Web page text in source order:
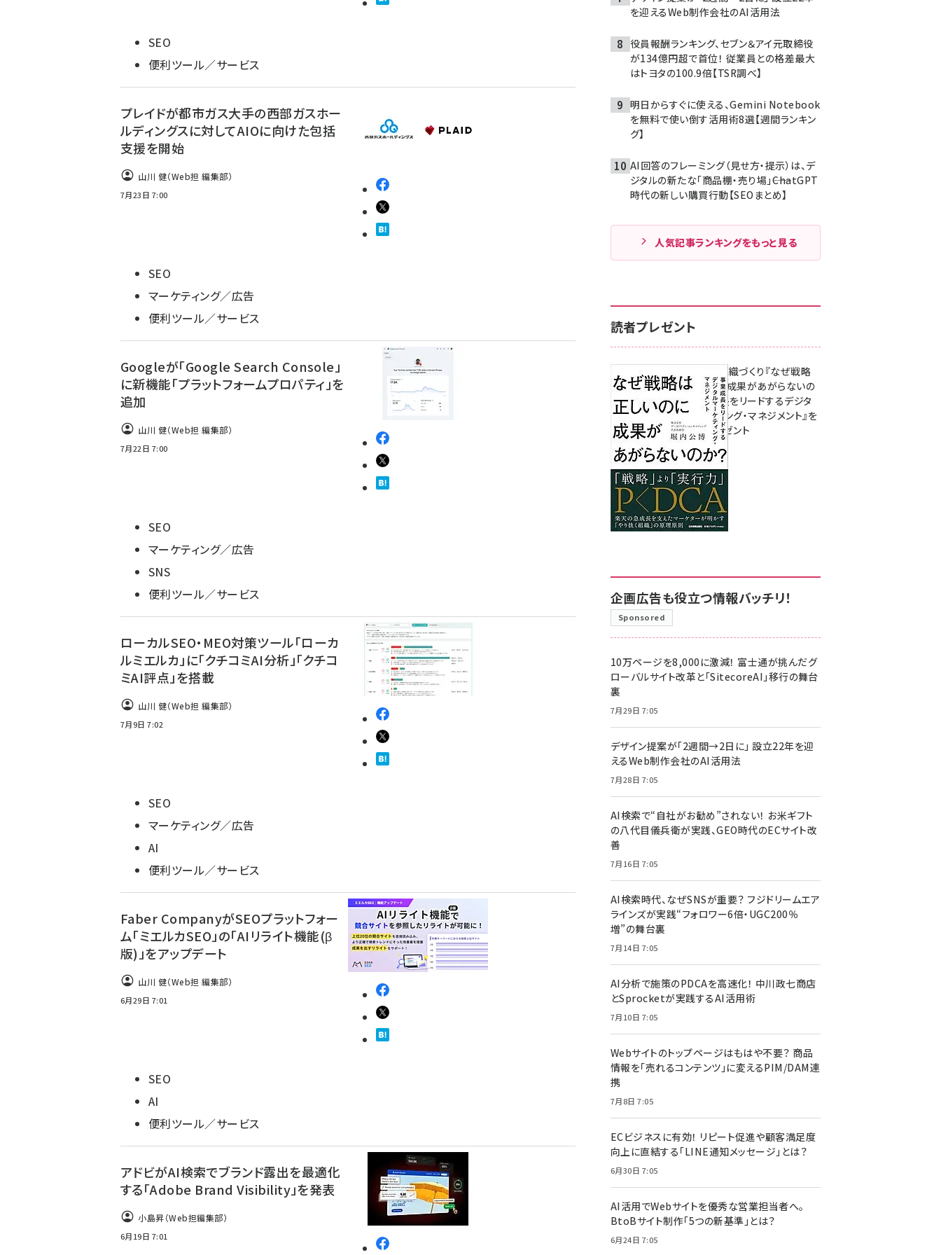
SEO
便利ツール／サービス
プレイドが都市ガス大手の西部ガスホー
ルディングスに対してAIOに向けた包括
支援を開始
山川 健（Web担 編集部）
7月23日 7:00
SEO
マーケティング／広告
便利ツール／サービス
Googleが「Google Search Console」
に新機能「プラットフォームプロパティ」を
追加
山川 健（Web担 編集部）
7月22日 7:00
SEO
マーケティング／広告
SNS
便利ツール／サービス
ローカルSEO・MEO対策ツール「ローカ
ルミエルカ」に「クチコミAI分析」「クチコ
ミAI評点」を搭載
山川 健（Web担 編集部）
7月9日 7:02
SEO
マーケティング／広告
AI
便利ツール／サービス
Faber CompanyがSEOプラットフォー
ム「ミエルカSEO」の「AIリライト機能(β
版)」をアップデート
山川 健（Web担 編集部）
6月29日 7:01
SEO
AI
便利ツール／サービス
アドビがAI検索でブランド露出を最適化
する「Adobe Brand Visibility」を発表
小島昇（Web担編集部）
6月19日 7:01
を迎えるWeb制作会社のAI活用法
役員報酬ランキング、セブン＆アイ元取締役
が134億円超で首位！ 従業員との格差最大
はトヨタの100.9倍【TSR調べ】
明日からすぐに使える、Gemini Notebook
を無料で使い倒す活用術8選【週間ランキン
グ】
AI回答のフレーミング（見せ方・提示）は、デ
ジタルの新たな「商品棚・売り場」――ChatGPT
時代の新しい購買行動【SEOまとめ】
人気記事ランキングをもっと見る
読者プレゼント
成果を生む組織づくり『なぜ戦略
は正しいのに成果があがらないの
か？ 事業成長をリードするデジタ
ルマーケティング・マネジメント』を
3名様にプレゼント
8月7日 10:00
企画広告も役立つ情報バッチリ！
Sponsored
10万ページを8,000に激減！ 富士通が挑んだグ
ローバルサイト改革と「SitecoreAI」移行の舞台
裏
7月29日 7:05
デザイン提案が「2週間→2日に」 設立22年を迎
えるWeb制作会社のAI活用法
7月28日 7:05
AI検索で“自社がお勧め”されない！ お米ギフト
の八代目儀兵衛が実践、GEO時代のECサイト改
善
7月16日 7:05
AI検索時代、なぜSNSが重要？ フジドリームエア
ラインズが実践“フォロワー6倍・UGC200％
増”の舞台裏
7月14日 7:05
AI分析で施策のPDCAを高速化！ 中川政七商店
とSprocketが実践するAI活用術
7月10日 7:05
Webサイトのトップページはもはや不要？ 商品
情報を「売れるコンテンツ」に変えるPIM/DAM連
携
7月8日 7:05
ECビジネスに有効！ リピート促進や顧客満足度
向上に直結する「LINE通知メッセージ」とは？
6月30日 7:05
AI活用でWebサイトを優秀な営業担当者へ。
BtoBサイト制作「5つの新基準」とは？
6月24日 7:05